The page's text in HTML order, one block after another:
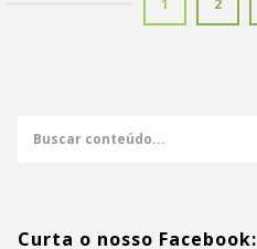
1 2
Curta o nosso Facebook: